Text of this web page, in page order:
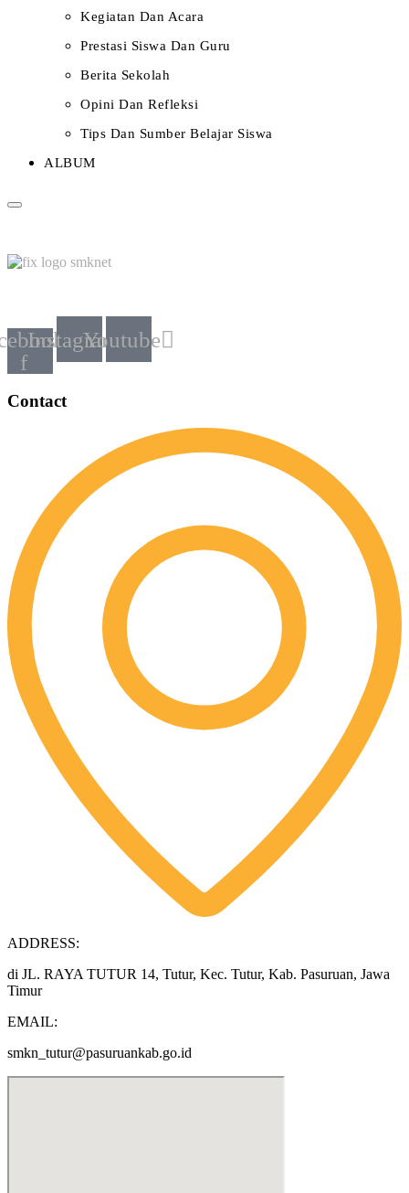
Kegiatan Dan Acara
Prestasi Siswa Dan Guru
Berita Sekolah
Opini Dan Refleksi
Tips Dan Sumber Belajar Siswa
ALBUM
f
InstagramYoutube
Contact
ADDRESS:
di JL. RAYA TUTUR 14, Tutur, Kec. Tutur, Kab. Pasuruan, Jawa
Timur
EMAIL:
smkn_tutur@pasuruankab.go.id